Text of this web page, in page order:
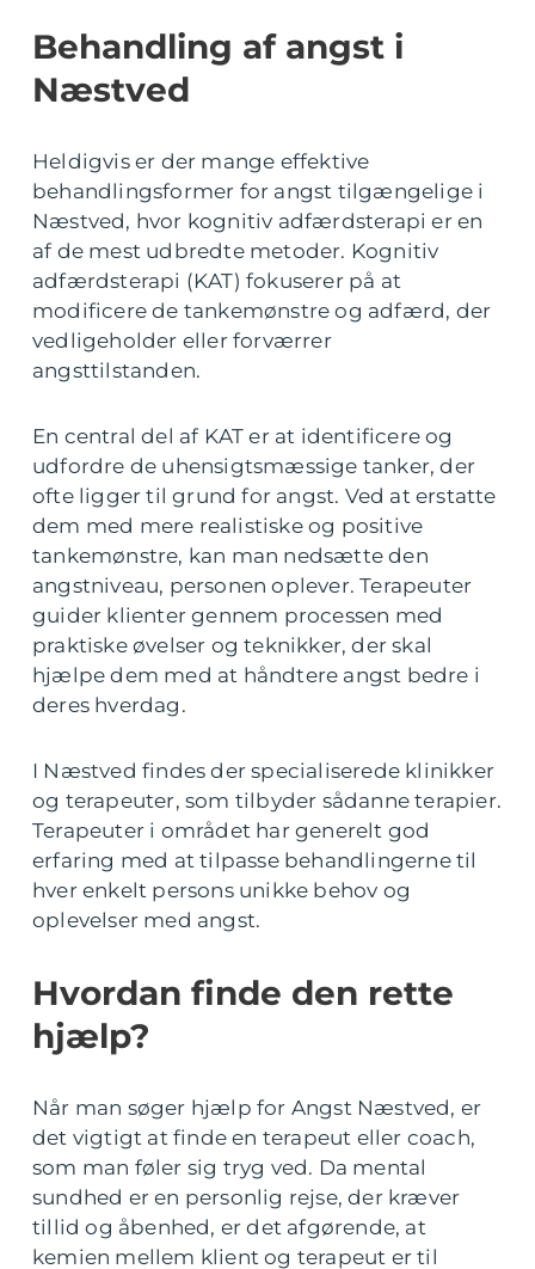
Behandling af angst i
Næstved
Heldigvis er der mange effektive
behandlingsformer for angst tilgængelige i
Næstved, hvor kognitiv adfærdsterapi er en
af de mest udbredte metoder. Kognitiv
adfærdsterapi (KAT) fokuserer på at
modificere de tankemønstre og adfærd, der
vedligeholder eller forværrer
angsttilstanden.
En central del af KAT er at identificere og
udfordre de uhensigtsmæssige tanker, der
ofte ligger til grund for angst. Ved at erstatte
dem med mere realistiske og positive
tankemønstre, kan man nedsætte den
angstniveau, personen oplever. Terapeuter
guider klienter gennem processen med
praktiske øvelser og teknikker, der skal
hjælpe dem med at håndtere angst bedre i
deres hverdag.
I Næstved findes der specialiserede klinikker
og terapeuter, som tilbyder sådanne terapier.
Terapeuter i området har generelt god
erfaring med at tilpasse behandlingerne til
hver enkelt persons unikke behov og
oplevelser med angst.
Hvordan finde den rette
hjælp?
Når man søger hjælp for Angst Næstved, er
det vigtigt at finde en terapeut eller coach,
som man føler sig tryg ved. Da mental
sundhed er en personlig rejse, der kræver
tillid og åbenhed, er det afgørende, at
kemien mellem klient og terapeut er til